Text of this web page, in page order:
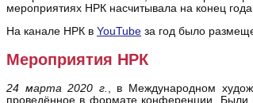
мероприятиях НРК насчитывала на конец
На канале НРК в YouTube за год было
Мероприятия НРК
24 марта 2020 г. , в Международном
проведённое в формате конференции. Были